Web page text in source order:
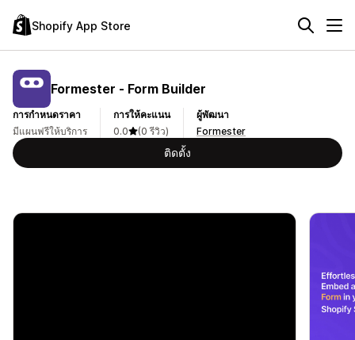
Shopify App Store
Formester ‑ Form Builder
การกำหนดราคา
มีแผนฟรีให้บริการ
การให้คะแนน
0.0
(0 รีวิว)
ผู้พัฒนา
Formester
ติดตั้ง